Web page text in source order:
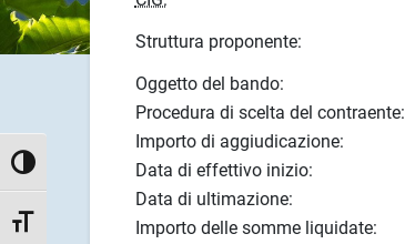
Attiva/disattiva alto contrasto
Attiva/disattiva dimensione testo
Struttura proponente:
Oggetto del bando:
Procedura di scelta del contraente:
Importo di aggiudicazione:
Data di effettivo inizio:
Data di ultimazione:
Importo delle somme liquidate: